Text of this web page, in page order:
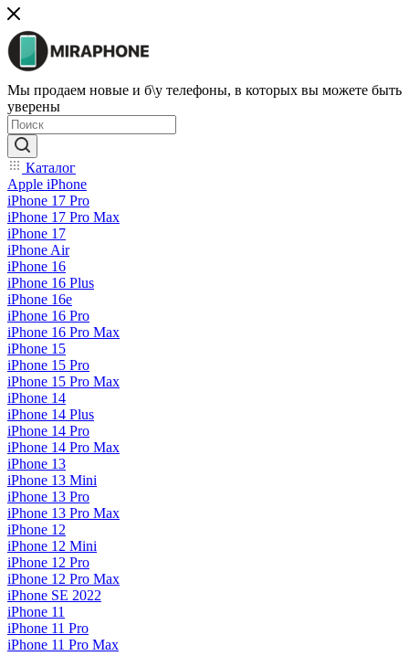
Мы продаем новые и б\у телефоны, в которых вы можете быть
уверены
Каталог
Apple iPhone
iPhone 17 Pro
iPhone 17 Pro Max
iPhone 17
iPhone Air
iPhone 16
iPhone 16 Plus
iPhone 16e
iPhone 16 Pro
iPhone 16 Pro Max
iPhone 15
iPhone 15 Pro
iPhone 15 Pro Max
iPhone 14
iPhone 14 Plus
iPhone 14 Pro
iPhone 14 Pro Max
iPhone 13
iPhone 13 Mini
iPhone 13 Pro
iPhone 13 Pro Max
iPhone 12
iPhone 12 Mini
iPhone 12 Pro
iPhone 12 Pro Max
iPhone SE 2022
iPhone 11
iPhone 11 Pro
iPhone 11 Pro Max